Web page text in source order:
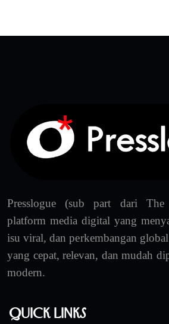
Presslogue (sub part dari The
platform media digital yang
isu viral, dan perkembangan
yang cepat, relevan, dan mudah
modern.
Quick Links